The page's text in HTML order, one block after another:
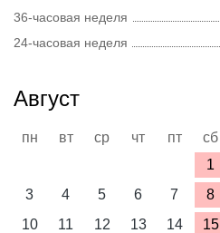
36-часовая неделя
24-часовая неделя
Август
пн вт ср чт пт сб
1
3
4 5 6 7 8
10
11 12 13 14 15